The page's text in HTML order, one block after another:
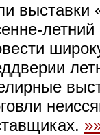
выставки